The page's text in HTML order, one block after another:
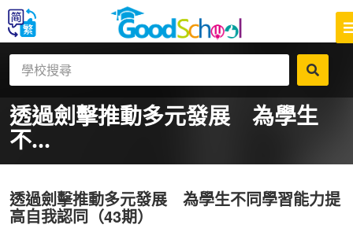
透過劍擊推動多元發展 為學生
不...
透過劍擊推動多元發展 為學生不同學習能力提
高自我認同（43期）